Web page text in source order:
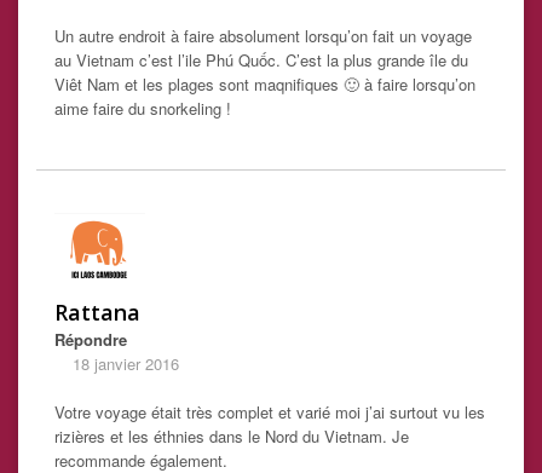
Un autre endroit à faire absolument lorsqu’on fait un voyage
au Vietnam c’est l’ile Phú Quốc. C’est la plus grande île du
Viêt Nam et les plages sont maqnifiques 🙂 à faire lorsqu’on
aime faire du snorkeling !
Rattana
Répondre
18 janvier 2016
Votre voyage était très complet et varié moi j’ai surtout vu les
rizières et les éthnies dans le Nord du Vietnam. Je
recommande également.